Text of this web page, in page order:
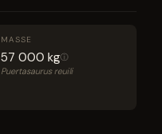
MASSE
57 000 kgⓘ
Puertasaurus reuili